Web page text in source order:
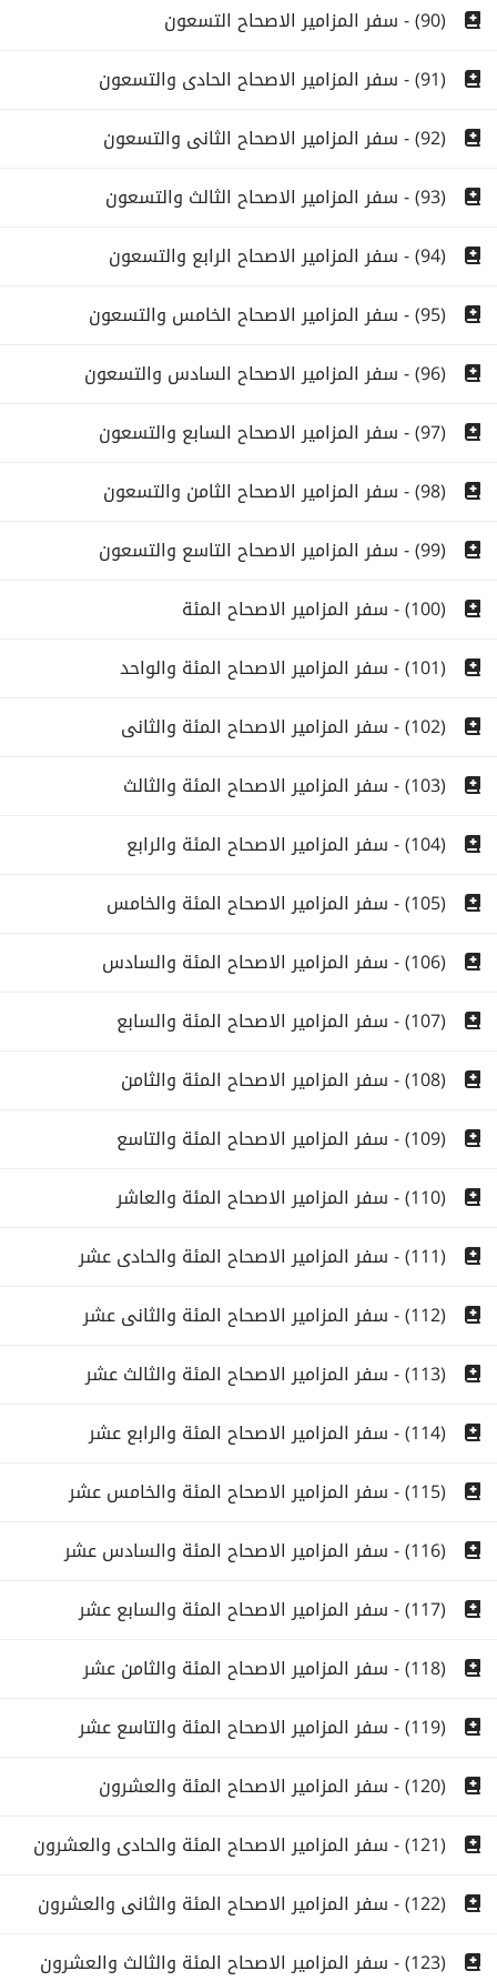
(90) - سفر المزامير الاصحاح التسعون
(91) - سفر المزامير الاصحاح الحادى والتسعون
(92) - سفر المزامير الاصحاح الثانى والتسعون
(93) - سفر المزامير الاصحاح الثالث والتسعون
(94) - سفر المزامير الاصحاح الرابع والتسعون
(95) - سفر المزامير الاصحاح الخامس والتسعون
(96) - سفر المزامير الاصحاح السادس والتسعون
(97) - سفر المزامير الاصحاح السابع والتسعون
(98) - سفر المزامير الاصحاح الثامن والتسعون
(99) - سفر المزامير الاصحاح التاسع والتسعون
(100) - سفر المزامير الاصحاح المئة
(101) - سفر المزامير الاصحاح المئة والواحد
(102) - سفر المزامير الاصحاح المئة والثانى
(103) - سفر المزامير الاصحاح المئة والثالث
(104) - سفر المزامير الاصحاح المئة والرابع
(105) - سفر المزامير الاصحاح المئة والخامس
(106) - سفر المزامير الاصحاح المئة والسادس
(107) - سفر المزامير الاصحاح المئة والسابع
(108) - سفر المزامير الاصحاح المئة والثامن
(109) - سفر المزامير الاصحاح المئة والتاسع
(110) - سفر المزامير الاصحاح المئة والعاشر
(111) - سفر المزامير الاصحاح المئة والحادى عشر
(112) - سفر المزامير الاصحاح المئة والثانى عشر
(113) - سفر المزامير الاصحاح المئة والثالث عشر
(114) - سفر المزامير الاصحاح المئة والرابع عشر
(115) - سفر المزامير الاصحاح المئة والخامس عشر
(116) - سفر المزامير الاصحاح المئة والسادس عشر
(117) - سفر المزامير الاصحاح المئة والسابع عشر
(118) - سفر المزامير الاصحاح المئة والثامن عشر
(119) - سفر المزامير الاصحاح المئة والتاسع عشر
(120) - سفر المزامير الاصحاح المئة والعشرون
(121) - سفر المزامير الاصحاح المئة والحادى والعشرون
(122) - سفر المزامير الاصحاح المئة والثانى والعشرون
(123) - سفر المزامير الاصحاح المئة والثالث والعشرون